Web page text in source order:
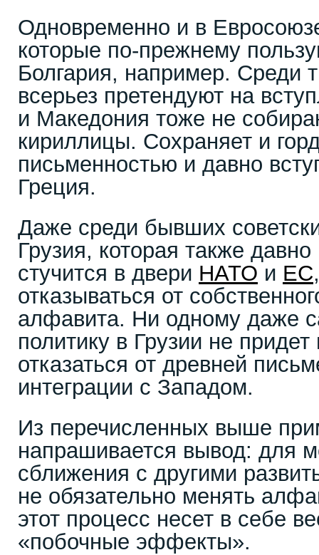
Одновременно и в
которые по-прежнему
Болгария, например. Среди
всерьез претендуют на
и Македония тоже не
кириллицы. Сохраняет и
письменностью и давно
Греция.
Даже среди бывших
Грузия, которая также
стучится в двери НАТО и ЕС
отказываться от
алфавита. Ни одному даже
политику в Грузии не придет
отказаться от древней
интеграции с Западом.
Из перечисленных выше
напрашивается вывод: для
сближения с другими
не обязательно менять
этот процесс несет в себе
«побочные эффекты».